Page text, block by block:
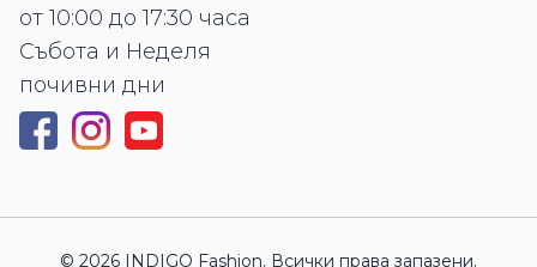
от 10:00 до 17:30 часа
Събота и Неделя
почивни дни
© 2026 INDIGO Fashion. Всички права запазени.